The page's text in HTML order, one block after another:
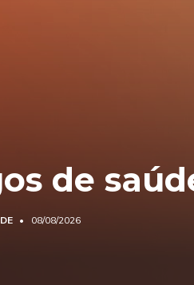
de
08/08/2026